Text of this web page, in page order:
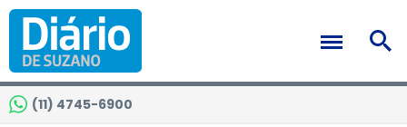
(11) 4745-6900